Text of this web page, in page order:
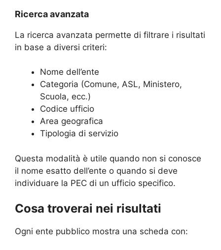
Ricerca avanzata
La ricerca avanzata permette di filtrare i risultati
in base a diversi criteri:
Nome dell’ente
Categoria (Comune, ASL, Ministero,
Scuola, ecc.)
Codice ufficio
Area geografica
Tipologia di servizio
Questa modalità è utile quando non si conosce
il nome esatto dell’ente o quando si deve
individuare la PEC di un ufficio specifico.
Cosa troverai nei risultati
Ogni ente pubblico mostra una scheda con: